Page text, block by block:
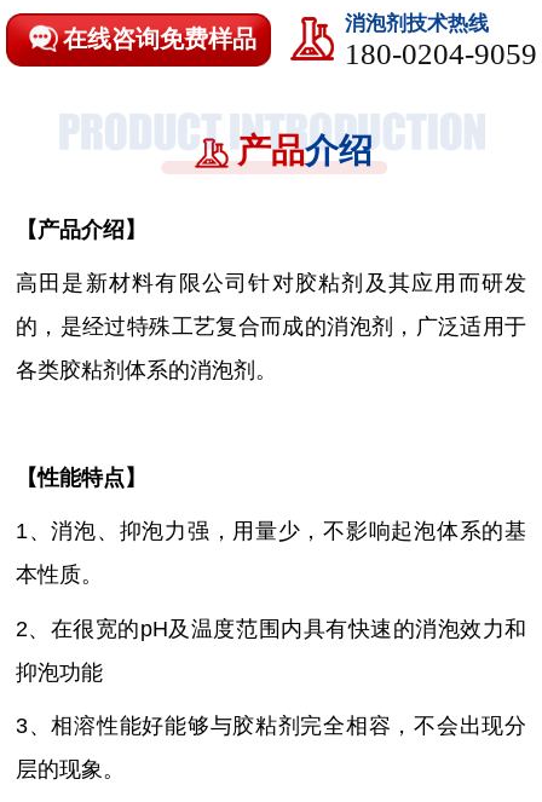
在线咨询免费样品
消泡剂技术热线
180-0204-9059
产品介绍
【产品介绍】
高田是新材料有限公司针对胶粘剂及其应用而研发
的，是经过特殊工艺复合而成的消泡剂，广泛适用于
各类胶粘剂体系的消泡剂。
【性能特点】
1、消泡、抑泡力强，用量少，不影响起泡体系的基
本性质。
2、在很宽的pH及温度范围内具有快速的消泡效力和
抑泡功能
3、相溶性能好能够与胶粘剂完全相容，不会出现分
层的现象。